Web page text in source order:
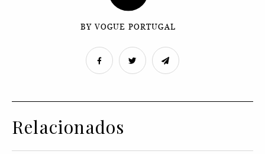
BY VOGUE PORTUGAL
Relacionados